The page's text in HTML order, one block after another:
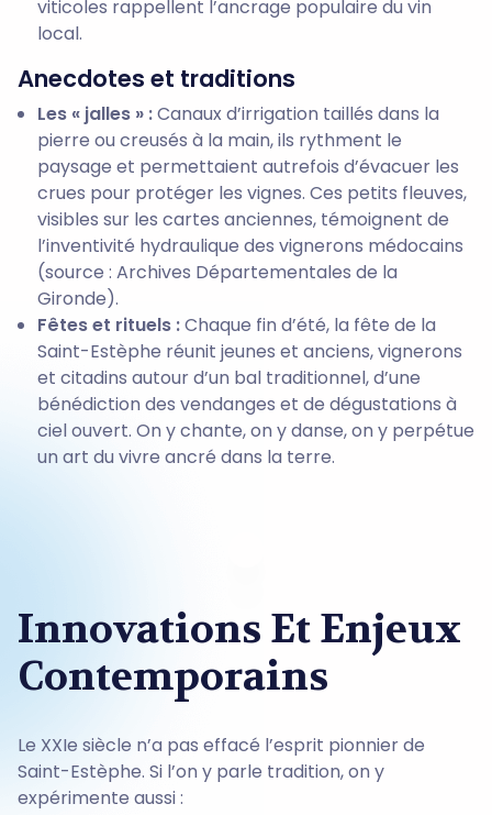
viticoles rappellent l’ancrage populaire du vin
local.
Anecdotes et traditions
Les « jalles » :Canaux d’irrigation taillés dans la
pierre ou creusés à la main, ils rythment le
paysage et permettaient autrefois d’évacuer les
crues pour protéger les vignes. Ces petits fleuves,
visibles sur les cartes anciennes, témoignent de
l’inventivité hydraulique des vignerons médocains
(source : Archives Départementales de la
Gironde).
Fêtes et rituels :Chaque fin d’été, la fête de la
Saint-Estèphe réunit jeunes et anciens, vignerons
et citadins autour d’un bal traditionnel, d’une
bénédiction des vendanges et de dégustations à
ciel ouvert. On y chante, on y danse, on y perpétue
un art du vivre ancré dans la terre.
Innovations Et Enjeux
Contemporains
Le XXIe siècle n’a pas effacé l’esprit pionnier de
Saint-Estèphe. Si l’on y parle tradition, on y
expérimente aussi :